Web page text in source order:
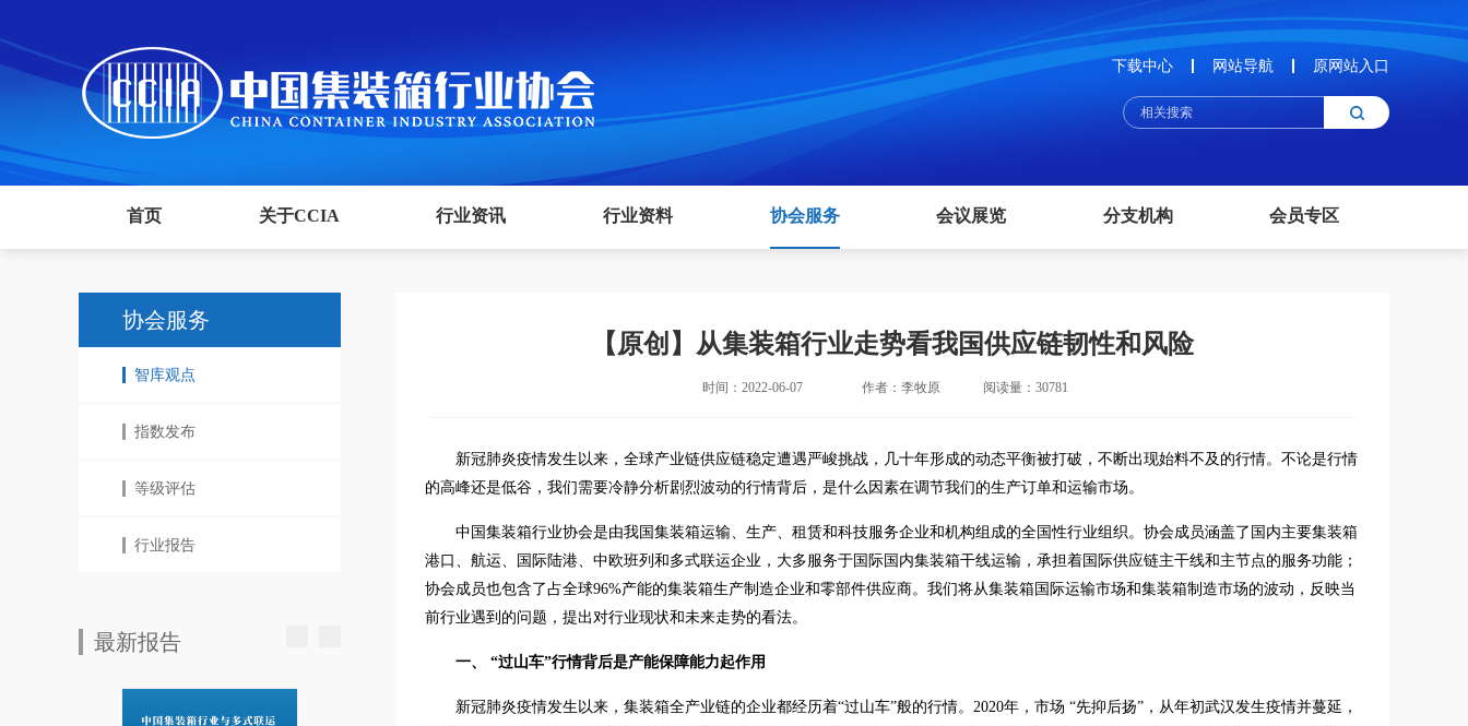
下载中心 网站导航 原网站入口
首页 关于CCIA 行业资讯 行业资料 协会服务 会议展览 分支机构 会员专区
协会服务
智库观点
指数发布
等级评估
行业报告
最新报告
【原创】从集装箱行业走势看我国供应链韧性和风险
时间：2022-06-07 作者：李牧原 阅读量：30781
新冠肺炎疫情发生以来，全球产业链供应链稳定遭遇严峻挑战，几十年形成的动态平衡被打破，不断出现始料不及的行情。不论是行情
的高峰还是低谷，我们需要冷静分析剧烈波动的行情背后，是什么因素在调节我们的生产订单和运输市场。
中国集装箱行业协会是由我国集装箱运输、生产、租赁和科技服务企业和机构组成的全国性行业组织。协会成员涵盖了国内主要集装箱
港口、航运、国际陆港、中欧班列和多式联运企业，大多服务于国际国内集装箱干线运输，承担着国际供应链主干线和主节点的服务功能；
协会成员也包含了占全球96%产能的集装箱生产制造企业和零部件供应商。我们将从集装箱国际运输市场和集装箱制造市场的波动，反映当
前行业遇到的问题，提出对行业现状和未来走势的看法。
一、 “过山车”行情背后是产能保障能力起作用
新冠肺炎疫情发生以来，集装箱全产业链的企业都经历着“过山车”般的行情。2020年，市场 “先抑后扬”，从年初武汉发生疫情并蔓延，